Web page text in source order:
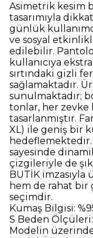
Asimetrik kesim
tasarımıyla
günlük
ve sosyal
edilebilir.
kullanıcıya
sırtındaki gizli
sağlamaktadır.
sunulmaktadır;
tonlar, her zevke
tasarlanmıştır.
XL) ile geniş bir
sayesinde
çizgileriyle de
BUTİK
hem de rahat
seçimdir.
Kumaş Bilgisi:
S Beden Ölçüleri:
Modelin